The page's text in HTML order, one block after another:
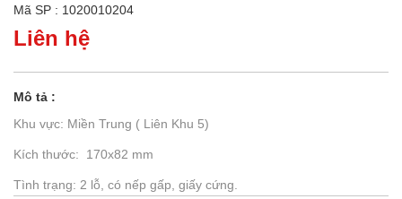
Mã SP : 1020010204
Liên hệ
Mô tả :
Khu vực: Miền Trung ( Liên Khu 5)
Kích thước: 170x82 mm
Tình trạng: 2 lỗ, có nếp gấp, giấy cứng.